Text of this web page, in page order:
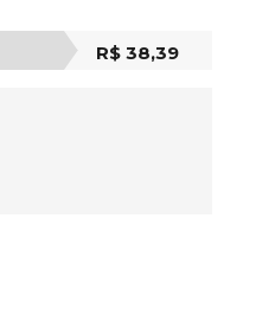
R$ 38,39